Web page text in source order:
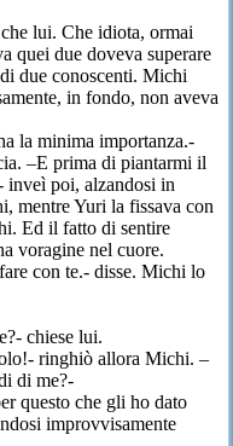
lui. Che idiota, ormai
quei due doveva superare
due conoscenti. Michi
in fondo, non aveva
la minima importanza.-
–E prima di piantarmi il
inveì poi, alzandosi in
mentreYuri la fissava con
Ed il fatto di sentire
voragine nel cuore.
con te.- disse. Michi lo
chiese lui.
ringhiò allora Michi. –
di me?-
questo che gli ho dato
improvvisamente